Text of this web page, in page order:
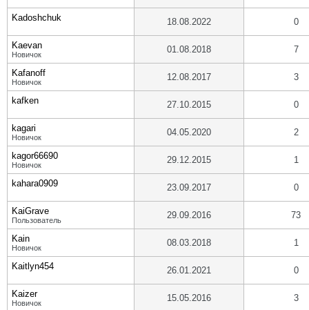
Kadoshchuk 18.08.2022 0
Kaevan
Новичок 01.08.2018 7
Kafanoff
Новичок 12.08.2017 3
kafken 27.10.2015 0
kagari
Новичок 04.05.2020 2
kagor66690
Новичок 29.12.2015 1
kahara0909 23.09.2017 0
KaiGrave
Пользователь 29.09.2016 73
Kain
Новичок 08.03.2018 1
Kaitlyn454 26.01.2021 0
Kaizer
Новичок 15.05.2016 3